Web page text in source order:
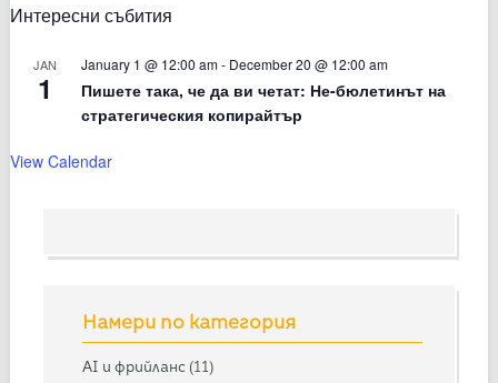
Интересни събития
JAN
1
January 1 @ 12:00 am- December 20 @ 12:00 am
Пишете така, че да ви четат: Не-бюлетинът на
стратегическия копирайтър
View Calendar
Намери по категория
AI и фрийланс (11)